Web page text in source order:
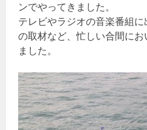
ンでやってきました。
テレビやラジオの音楽番組
の取材など、忙しい合間に
ました。